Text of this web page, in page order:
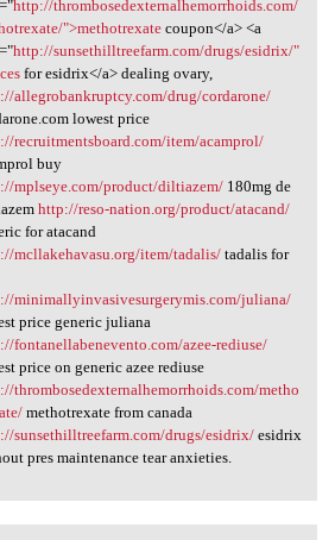
http://thrombosedexternalhemorrhoids.com/
">methotrexatecoupon</a> <a
http://sunsethilltreefarm.com/drugs/esidrix/"
for esidrix</a> dealing ovary,
allegrobankruptcy.com/drug/cordarone/
lowest price
recruitmentsboard.com/item/acamprol/
buy
mplseye.com/product/diltiazem/180mg de
http://reso-nation.org/product/atacand/
for atacand
mcllakehavasu.org/item/tadalis/tadalis for
minimallyinvasivesurgerymis.com/juliana/
price generic juliana
fontanellabenevento.com/azee-rediuse/
price on generic azee rediuse
thrombosedexternalhemorrhoids.com/metho
methotrexate from canada
sunsethilltreefarm.com/drugs/esidrix/esidrix
pres maintenance tear anxieties.